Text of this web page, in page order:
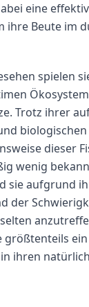
eine
ihre Beute im
spielen
Trotz ihrer
dieser
wenig
sie aufgrund
der
größtenteils
ihren